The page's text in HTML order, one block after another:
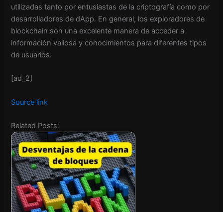
utilizadas tanto por entusiastas de la criptografía como por
desarrolladores de dApp. En general, los exploradores de
blockchain son una excelente manera de acceder a
información valiosa y conocimientos para diferentes tipos
de usuarios.
[ad_2]
Source link
Related Posts: